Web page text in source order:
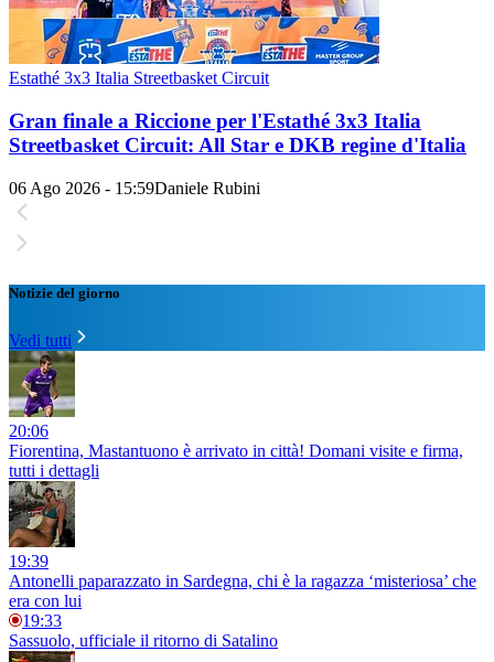
Estathé 3x3 Italia Streetbasket Circuit
Gran finale a Riccione per l'Estathé 3x3 Italia
Streetbasket Circuit: All Star e DKB regine d'Italia
06 Ago 2026 - 15:59Daniele Rubini
Notizie del giorno
Vedi tutti
20:06
Fiorentina, Mastantuono è arrivato in città! Domani visite e firma,
tutti i dettagli
19:39
Antonelli paparazzato in Sardegna, chi è la ragazza ‘misteriosa’ che
era con lui
19:33
Sassuolo, ufficiale il ritorno di Satalino